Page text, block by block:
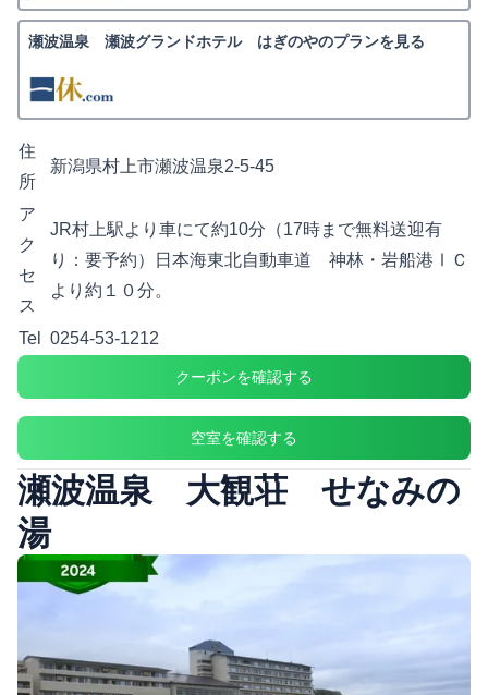
瀬波温泉 瀬波グランドホテル はぎのやのプランを見る
住
所
新潟県村上市瀬波温泉2-5-45
ア
ク
セ
ス
JR村上駅より車にて約10分（17時まで無料送迎有
り：要予約）日本海東北自動車道 神林・岩船港ⅠＣ
より約１０分。
Tel 0254-53-1212
クーポンを確認する
空室を確認する
瀬波温泉 大観荘 せなみの
湯